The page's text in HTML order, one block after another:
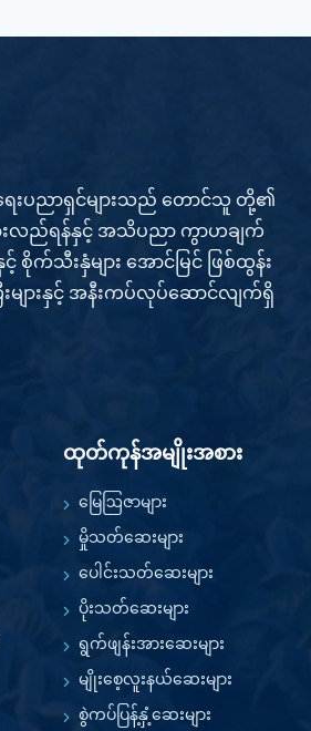
းပညာရှင်များသည် တောင်သူ တို့၏
းလည်ရန်နှင့် အသိပညာ ကွာဟချက်
စိုက်သီးနှံများ အောင်မြင် ဖြစ်ထွန်း
များနှင့် အနီးကပ်လုပ်ဆောင်လျက်ရှိ
ထုတ်ကုန်အမျိုးအစား
မြေဩဇာများ
မှိုသတ်ဆေးများ
ပေါင်းသတ်ဆေးများ
ပိုးသတ်ဆေးများ
ရွက်ဖျန်းအားဆေးများ
မျိုးစေ့လူးနယ်ဆေးများ
စွဲကပ်ပြန့်နှံ့ဆေးများ